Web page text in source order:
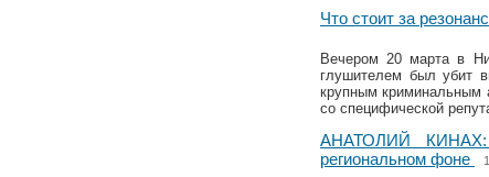
Что стоит за
Вечером 20 марта в
глушителем был убит
крупным криминальным
со специфической
АНАТОЛИЙ
региональном фоне